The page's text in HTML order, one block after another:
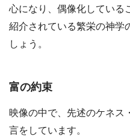
心になり、偶像化している
紹介されている繁栄の神学
しょう。
富の約束
映像の中で、先述のケネス
言をしています。